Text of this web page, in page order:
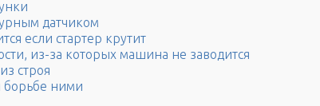
датчиком
если стартер крутит
из-за которых машина не заводится
строя
борьбе ними